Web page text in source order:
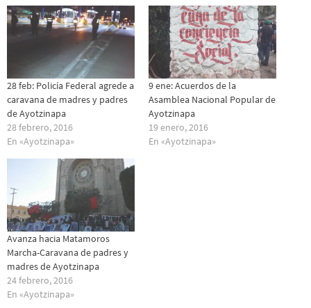
28 feb: Policía Federal agrede a
caravana de madres y padres
de Ayotzinapa
28 febrero, 2016
En «Ayotzinapa»
9 ene: Acuerdos de la
Asamblea Nacional Popular de
Ayotzinapa
19 enero, 2016
En «Ayotzinapa»
Avanza hacia Matamoros
Marcha-Caravana de padres y
madres de Ayotzinapa
24 febrero, 2016
En «Ayotzinapa»